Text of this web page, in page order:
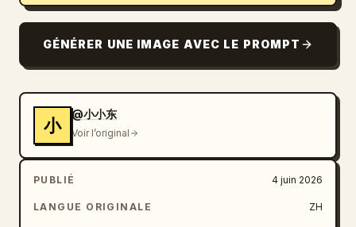
tons boueux, ternes ou grisâtres. La lumière
légèrement floue, et les bords présentent un
léger grain de film et un flou optique, mais
transparente et moderne. La densité
d'informations est très faible, laissant
beaucoup d'espace pour que la sensation de
vitesse puisse respirer ; le texte est
utilisé comme partie intégrante de la
structure visuelle avec des polices sans-
GÉNÉRER UNE IMAGE AVEC LE PROMPT
小
@小小东
Voir l’original
PUBLIÉ 4 juin 2026
LANGUE ORIGINALE ZH